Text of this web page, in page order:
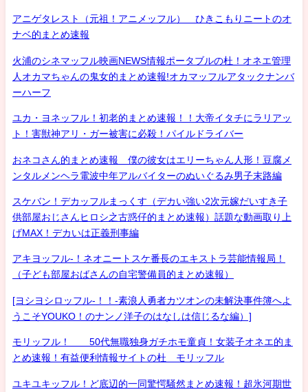
アニゲタレスト（元祖！アニメッフル） ひきこもりニートのオ
ナベ的まとめ速報
火浦のシネマッフル映画NEWS情報ポータブルの杜！オネエ管理
人オカマちゃんの鬼女的まとめ速報!オカマッフルアタックナンバ
ーハーフ
ユカ・ヨネッフル！初老的まとめ速報！！大帝イタチにラリアッ
ト！害獣神アリ・ガー被害に必殺！パイルドライバー
おネコさん的まとめ速報 僕の彼女はエリーちゃん人形！豆腐メ
ンタルメンヘラ電波中年アルバイターのぬいぐるみ男子末路編
スケバン！デカッフルまっくす（デカい強い2次元嫁だいすき子
供部屋おじさんヒロシ之古惑仔的まとめ速報）話題な動画取り上
げMAX！デカいは正義刑事編
アキヨッフル-！ネオニートスケ番長のエキストラ芸能情報局！
（子ども部屋おばさんの自宅警備員的まとめ速報）
[ヨシヨシロッフル-！！-素浪人勇者カツオンの未解決事件簿へよ
うこそYOUKO！のナンノ洋子のはなしは信じるな編）]
モリッフル！ 50代無職独身ガチホモ童貞！女装子オネエ的ま
とめ速報！有益便利情報サイトの杜 モリッフル
ユキユキッフル！ど底辺的一同驚愕騒然まとめ速報！超氷河期世